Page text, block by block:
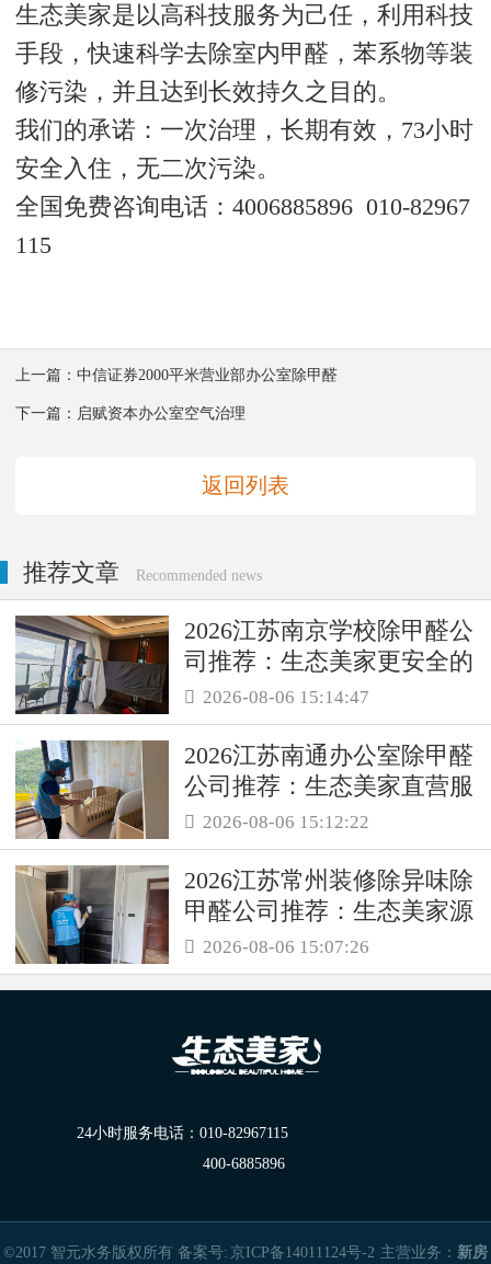
生态美家是以高科技服务为己任，利用科技
手段，快速科学去除室内甲醛，苯系物等装
修污染，并且达到长效持久之目的。
我们的承诺：一次治理，长期有效，73小时
安全入住，无二次污染。
全国免费咨询电话：4006885896 010-82967
115
上一篇： 中信证券2000平米营业部办公室除甲醛
下一篇： 启赋资本办公室空气治理
返回列表
推荐文章 Recommended news
2026江苏南京学校除甲醛公
司推荐：生态美家更安全的
母婴级治理服务！
 2026-08-06 15:14:47
2026江苏南通办公室除甲醛
公司推荐：生态美家直营服
务保障职场空气品质
 2026-08-06 15:12:22
2026江苏常州装修除异味除
甲醛公司推荐：生态美家源
头消解复合装修污染
 2026-08-06 15:07:26
24小时服务电话： 010-82967115
400-6885896
©2017 智元水务版权所有 备案号: 京ICP备14011124号-2 主营业务： 新房